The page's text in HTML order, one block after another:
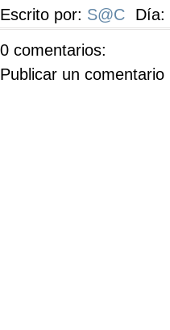
Escrito por: S@C Día:
0 comentarios:
Publicar un comentario